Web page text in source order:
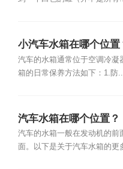
小汽车水箱在哪个位置
汽车的水箱通常位于空调冷凝
箱的日常保养方法如下：1.防...
汽车水箱在哪个位置？
汽车的水箱一般在发动机的前
面。以下是关于汽车水箱的更